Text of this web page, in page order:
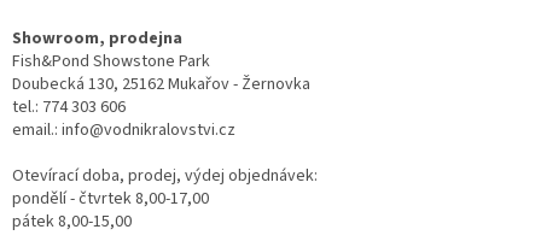
Showroom, prodejna
Fish&Pond Showstone Park
Doubecká 130, 25162 Mukařov - Žernovka
tel.: 774 303 606
email.: info@vodnikralovstvi.cz
Otevírací doba, prodej, výdej objednávek:
pondělí - čtvrtek 8,00-17,00
pátek 8,00-15,00